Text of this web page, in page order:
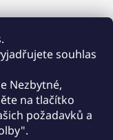
souhlas
Nezbytné,
na tlačítko
požadavků a